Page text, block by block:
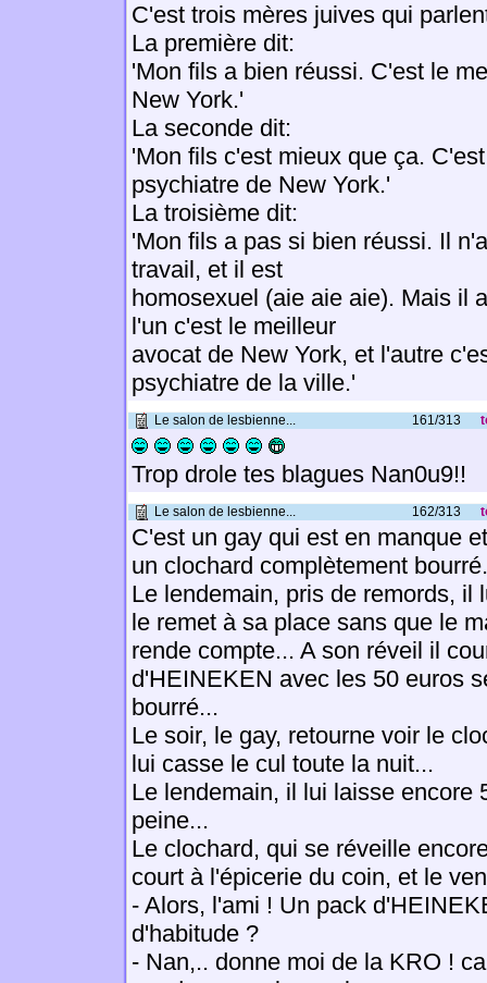
C'est trois mères juives qui
La première dit:
'Mon fils a bien réussi. C'est le
New York.'
La seconde dit:
'Mon fils c'est mieux que ça.
psychiatre de New York.'
La troisième dit:
'Mon fils a pas si bien réussi. Il
travail, et il est
homosexuel (aie aie aie). Mais il
l'un c'est le meilleur
avocat de New York, et l'autre
psychiatre de la ville.'
Le salon de lesbienne... 161/313
Trop drole tes blagues Nan0u9!!
Le salon de lesbienne... 162/313
C'est un gay qui est en manque
un clochard complètement
Le lendemain, pris de remords, il
le remet à sa place sans que le
rende compte... A son réveil il
d'HEINEKEN avec les 50 euros
bourré...
Le soir, le gay, retourne voir le
lui casse le cul toute la nuit...
Le lendemain, il lui laisse encore
peine...
Le clochard, qui se réveille
court à l'épicerie du coin, et le
- Alors, l'ami ! Un pack
d'habitude ?
- Nan,.. donne moi de la KRO !